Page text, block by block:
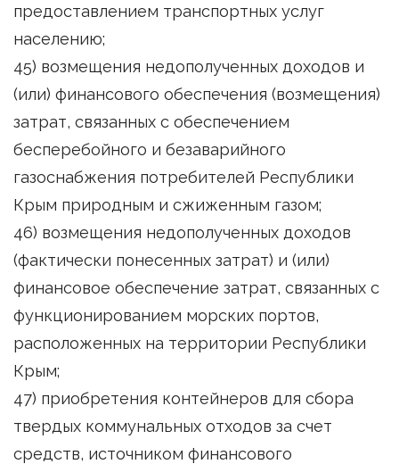
предоставлением транспортных услуг
населению;
45) возмещения недополученных доходов и
(или) финансового обеспечения (возмещения)
затрат, связанных с обеспечением
бесперебойного и безаварийного
газоснабжения потребителей Республики
Крым природным и сжиженным газом;
46) возмещения недополученных доходов
(фактически понесенных затрат) и (или)
финансовое обеспечение затрат, связанных с
функционированием морских портов,
расположенных на территории Республики
Крым;
47) приобретения контейнеров для сбора
твердых коммунальных отходов за счет
средств, источником финансового